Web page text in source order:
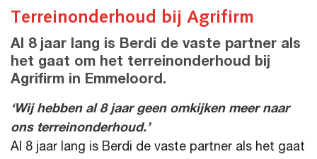
Terreinonderhoud bij Agrifirm
Al 8 jaar lang is Berdi de vaste partner als
het gaat om het terreinonderhoud bij
Agrifirm in Emmeloord.
‘Wij hebben al 8 jaar geen omkijken meer naar
ons terreinonderhoud.’
Al 8 jaar lang is Berdi de vaste partner als het gaat